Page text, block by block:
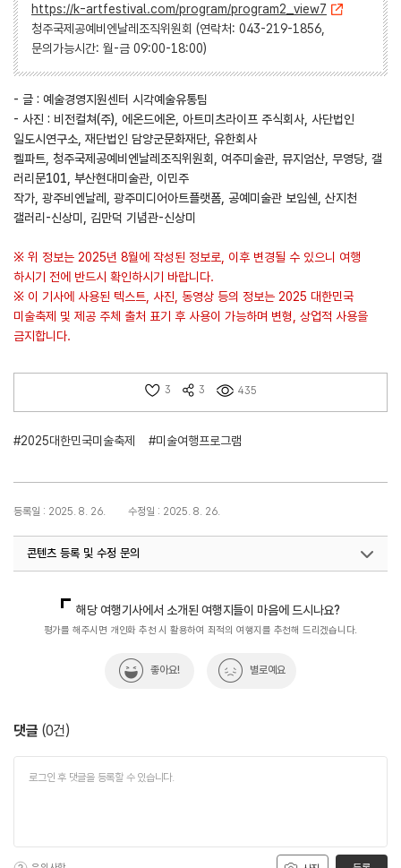
https://k-artfestival.com/program/program2_view7
청주국제공예비엔날레조직위원회 (연락처: 043-219-1856,
문의가능시간: 월-금 09:00-18:00)
- 글 : 예술경영지원센터 시각예술유통팀
- 사진 : 비전컬쳐(주), 에온드에온, 아트미츠라이프 주식회사, 사단법인
일도시연구소, 재단법인 담양군문화재단, 유한회사
켈파트, 청주국제공예비엔날레조직위원회, 여주미술관, 뮤지엄산, 무영당, 갤
러리문101, 부산현대미술관, 이민주
작가, 광주비엔날레, 광주미디어아트플랫폼, 공예미술관 보임쉔, 산지천
갤러리-신상미, 김만덕 기념관-신상미
※ 위 정보는 2025년 8월에 작성된 정보로, 이후 변경될 수 있으니 여행
하시기 전에 반드시 확인하시기 바랍니다.
※ 이 기사에 사용된 텍스트, 사진, 동영상 등의 정보는 2025 대한민국
미술축제 및 제공 주체 출처 표기 후 사용이 가능하며 변형, 상업적 사용을
금지합니다.
3 3 435
#2025대한민국미술축제 #미술여행프로그램
등록일 : 2025. 8. 26. 수정일 : 2025. 8. 26.
콘텐츠 등록 및 수정 문의
해당 여행기사에서 소개된 여행지들이 마음에 드시나요?
평가를 해주시면 개인화 추천 시 활용하여 최적의 여행지를 추천해 드리겠습니다.
좋아요! 별로예요
댓글 (0건)